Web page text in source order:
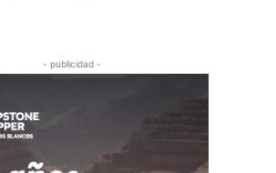
- publicidad -